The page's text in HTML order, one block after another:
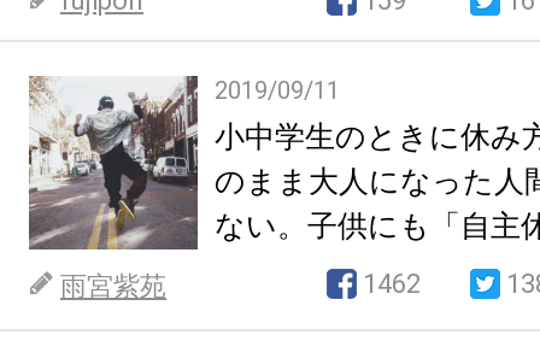
2019/09/11
小中学生のときに休み
のまま大人になった人
ない。子供にも「自主
雨宮紫苑 1462